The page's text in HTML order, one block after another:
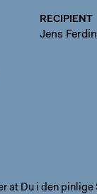
RECIPIENT
Jens
at Du i den pinlige